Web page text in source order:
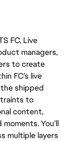
FC, Live
managers,
to create
FC’s live
shipped
to
content,
You’ll
multiple layers